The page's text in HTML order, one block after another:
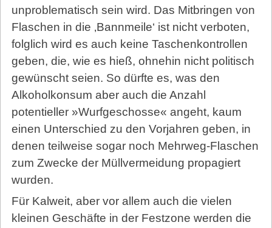
unproblematisch sein wird. Das Mitbringen von
Flaschen in die ‚Bannmeile‘ ist nicht verboten,
folglich wird es auch keine Taschenkon­trollen
geben, die, wie es hieß, ohnehin nicht politisch
gewünscht seien. So dürfte es, was den
Alkoholkonsum aber auch die Anzahl
potentieller »Wurfgeschosse« angeht, kaum
einen Unterschied zu den Vorjahren geben, in
denen teilweise sogar noch Mehrweg-Flaschen
zum Zwecke der Müllvermeidung propagiert
wurden.
Für Kalweit, aber vor allem auch die vielen
kleinen Geschäfte in der Festzone werden die